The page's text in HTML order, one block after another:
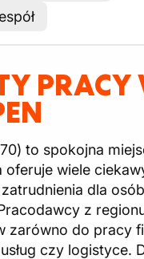
PRACY
to spokojna
oferuje wiele
dla
z
zarówno do pracy
czy logistyce.